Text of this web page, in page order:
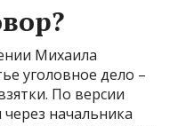
Михаила
уголовное дело –
По версии
начальника